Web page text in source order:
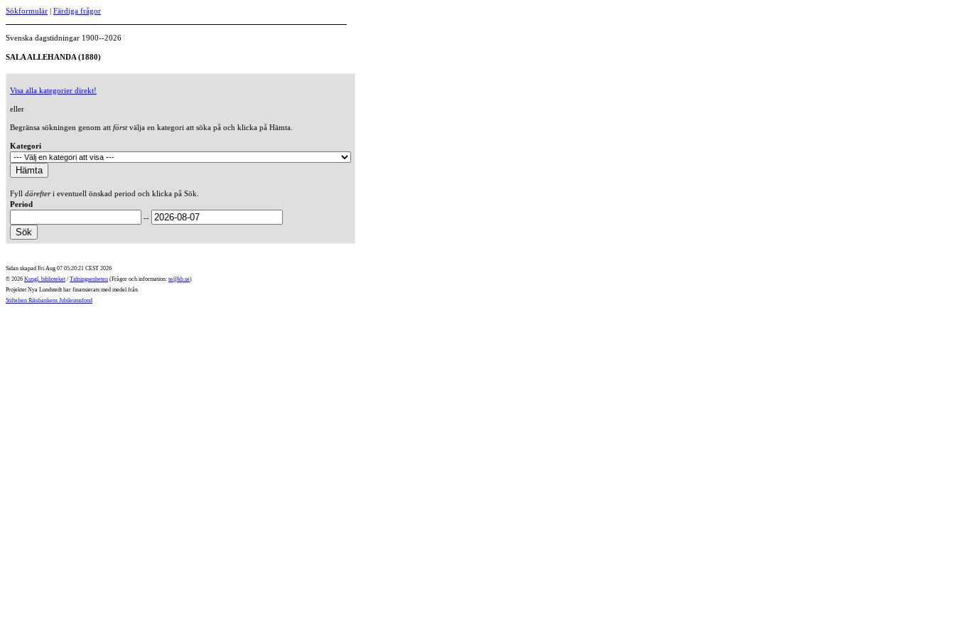
Sökformulär | Färdiga frågor
Svenska dagstidningar 1900--2026
SALA ALLEHANDA (1880)
Visa alla kategorier direkt!
eller
Begränsa sökningen genom att förstvälja en kategori att söka på och klicka på Hämta.
Kategori
Fyll därefteri eventuell önskad period och klicka på Sök.
Period
--
Sidan skapad Fri Aug 07 05:20:21 CEST 2026
© 2026 Kungl. biblioteket / Tidningsenheten (Frågor och information: te@kb.se)
Projektet Nya Lundstedt har finansierats med medel från
Stiftelsen Riksbankens Jubileumsfond